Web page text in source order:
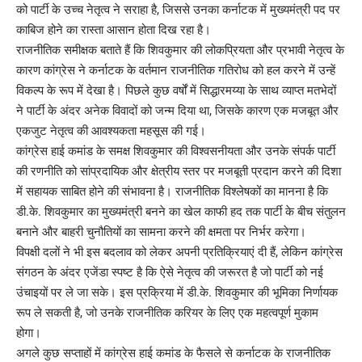
को पार्टी के उच्च नेतृत्व ने सराहा है, जिससे उनका कर्नाटक में मुख्यमंत्री पद पर
काबिज होने का रास्ता आसान होता दिख रहा है।
राजनीतिक समीक्षक बताते हैं कि शिवकुमार की लोकप्रियता और प्रभावी नेतृत्व के
कारण कांग्रेस ने कर्नाटक के वर्तमान राजनीतिक गतिरोध को हल करने में उन्हें
विकल्प के रूप में देखा है। पिछले कुछ वर्षों में सिद्धारमय्या के साथ व्याप्त मतभेदों
ने पार्टी के अंदर अनेक विवादों को जन्म दिया था, जिसके कारण एक मजबूत और
एकजुट नेतृत्व की आवश्यकता महसूस की गई।
कांग्रेस हाई कमांड के समक्ष शिवकुमार की विश्वसनीयता और उनके संपर्क पार्टी
की रणनीति को सांप्रदायिक और क्षेत्रीय स्तर पर मजबूती प्रदान करने की दिशा
में सहायक साबित होने की संभावना है। राजनीतिक विश्लेषकों का मानना है कि
डी.के. शिवकुमार का मुख्यमंत्री बनने का खेल काफी हद तक पार्टी के बीच संतुलन
बनाने और बाहरी चुनौतियों का सामना करने की क्षमता पर निर्भर करेगा।
विपक्षी दलों ने भी इस बदलाव को लेकर अपनी प्रतिक्रियाएं दी हैं, लेकिन कांग्रेस
संगठन के अंदर एजेंडा स्पष्ट है कि ऐसे नेतृत्व की जरूरत है जो पार्टी को नई
उंचाइयों पर ले जा सके। इस प्रक्रिया में डी.के. शिवकुमार की भूमिका निर्णायक
रूप ले सकती है, जो उनके राजनीतिक करियर के लिए एक महत्वपूर्ण मुकाम
होगा।
अगले कुछ सप्ताहों में कांग्रेस हाई कमांड के फैसले से कर्नाटक के राजनीतिक